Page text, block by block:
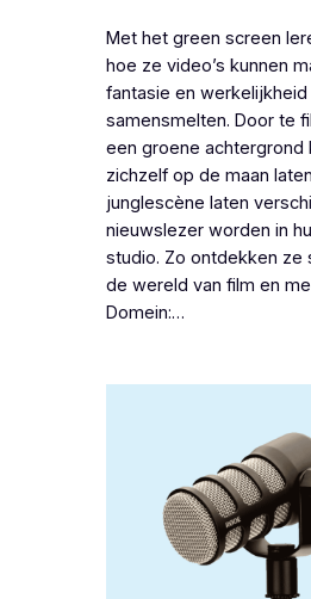
Met het green screen
hoe ze video’s kunnen
fantasie en werkelijkheid
samensmelten. Door te
een groene achtergrond
zichzelf op de maan
junglescène laten
nieuwslezer worden in
studio. Zo ontdekken ze
de wereld van film en
Domein:…